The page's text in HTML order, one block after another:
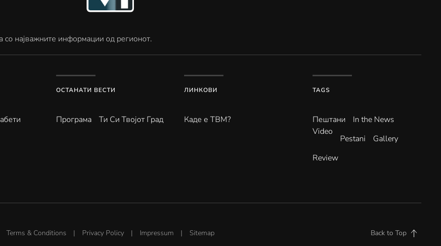
најважните информации од регионот.
ОСТАНАТИ ВЕСТИ
Програма Ти Си Твојот Град
ЛИНКОВИ
Каде е ТВМ?
TAGS
Пештани
In the News
Video
Pestani
Gallery
Review
Terms & Conditions | Privacy Policy| Impressum | Sitemap Back to Top